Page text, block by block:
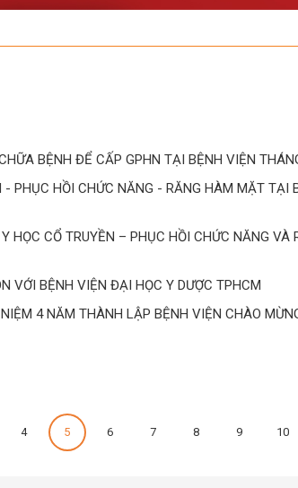
BỆNH ĐỂ CẤP GPHN TẠI BỆNH VIỆN
PHỤC HỒI CHỨC NĂNG - RĂNG HÀM MẶT TẠI
HỌC CỔ TRUYỀN – PHỤC HỒI CHỨC NĂNG VÀ
VỚI BỆNH VIỆN ĐẠI HỌC Y DƯỢC TPHCM
4 NĂM THÀNH LẬP BỆNH VIỆN CHÀO
4 5 6 7 8 9 10